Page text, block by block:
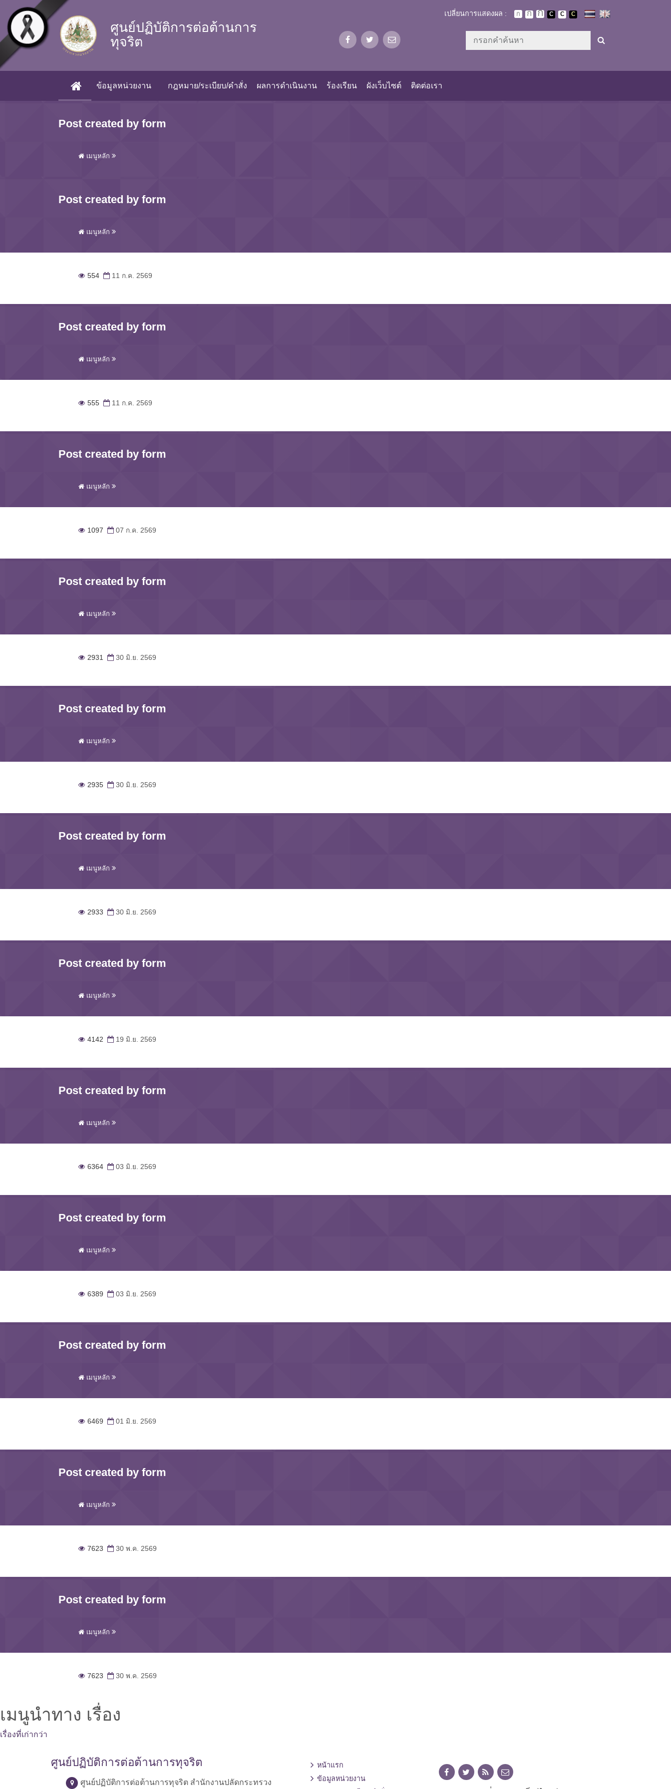
Skip to main content
ศูนย์ปฏิบัติการต่อต้านการ
ทุจริต
เปลี่ยนการแสดงผล :
(CURRENT)
ข้อมูลหน่วยงาน กฎหมาย/ระเบียบ/คำสั่ง ผลการดำเนินงาน ร้องเรียน ผังเว็บไซต์ ติดต่อเรา
Post created by form
เมนูหลัก
Post created by form
เมนูหลัก
554 11 ก.ค. 2569
Post created by form
เมนูหลัก
555 11 ก.ค. 2569
Post created by form
เมนูหลัก
1097 07 ก.ค. 2569
Post created by form
เมนูหลัก
2931 30 มิ.ย. 2569
Post created by form
เมนูหลัก
2935 30 มิ.ย. 2569
Post created by form
เมนูหลัก
2933 30 มิ.ย. 2569
Post created by form
เมนูหลัก
4142 19 มิ.ย. 2569
Post created by form
เมนูหลัก
6364 03 มิ.ย. 2569
Post created by form
เมนูหลัก
6389 03 มิ.ย. 2569
Post created by form
เมนูหลัก
6469 01 มิ.ย. 2569
Post created by form
เมนูหลัก
7623 30 พ.ค. 2569
Post created by form
เมนูหลัก
7623 30 พ.ค. 2569
เมนูนำทาง เรื่อง
เรื่องที่เก่ากว่า
ศูนย์ปฏิบัติการต่อต้านการทุจริต
ศูนย์ปฏิบัติการต่อต้านการทุจริต สำนักงานปลัดกระทรวง
หน้าแรก
ข้อมูลหน่วยงาน